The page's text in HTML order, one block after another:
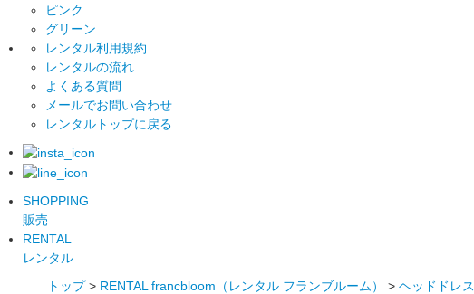
ピンク
グリーン
レンタル利用規約
レンタルの流れ
よくある質問
メールでお問い合わせ
レンタルトップに戻る
SHOPPING
販売
RENTAL
レンタル
トップ > RENTAL francbloom（レンタル フランブルーム） > ヘッドドレス